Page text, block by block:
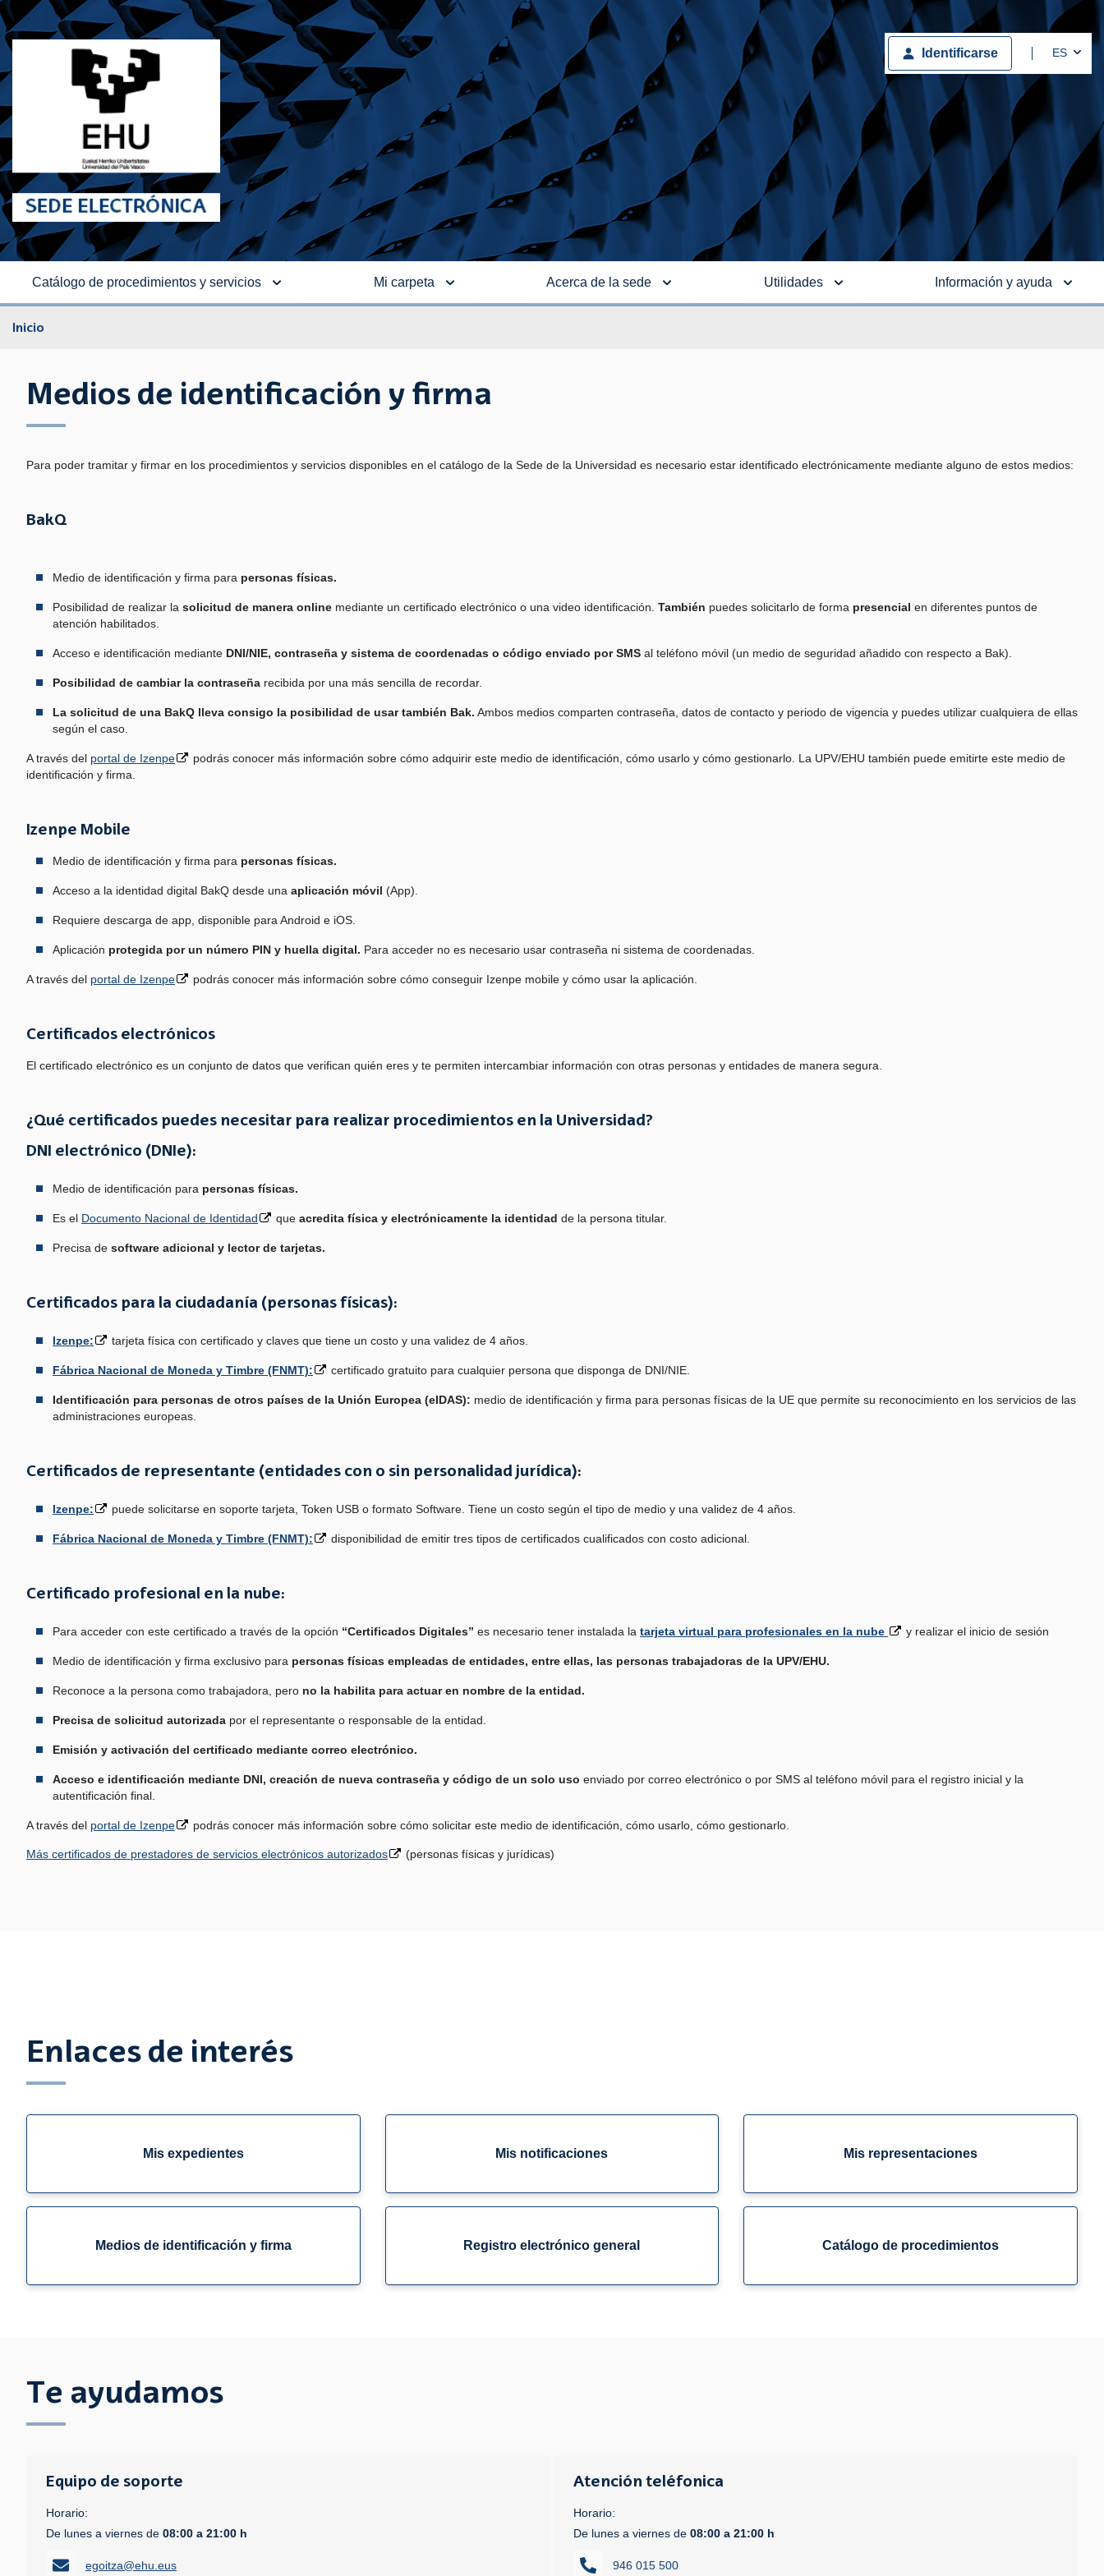
ES
Identificarse
Catálogo de procedimientos y servicios Mi carpeta Acerca de la sede Utilidades Información y ayuda
Inicio
Medios de identificación y firma
Para poder tramitar y firmar en los procedimientos y servicios disponibles en el catálogo de la Sede de la Universidad es necesario estar identificado electrónicamente mediante alguno de estos medios:
BakQ
Medio de identificación y firma para personas físicas.
Posibilidad de realizar la solicitud de manera online mediante un certificado electrónico o una video identificación. También puedes solicitarlo de forma presencial en diferentes puntos de
atención habilitados.
Acceso e identificación mediante DNI/NIE, contraseña y sistema de coordenadas o código enviado por SMS al teléfono móvil (un medio de seguridad añadido con respecto a Bak).
Posibilidad de cambiar la contraseña recibida por una más sencilla de recordar.
La solicitud de una BakQ lleva consigo la posibilidad de usar también Bak. Ambos medios comparten contraseña, datos de contacto y periodo de vigencia y puedes utilizar cualquiera de ellas
según el caso.
A través del portal de Izenpe
podrás conocer más información sobre cómo adquirir este medio de identificación, cómo usarlo y cómo gestionarlo. La UPV/EHU también puede emitirte este medio de
identificación y firma.
Izenpe Mobile
Medio de identificación y firma para personas físicas.
Acceso a la identidad digital BakQ desde una aplicación móvil (App).
Requiere descarga de app, disponible para Android e iOS.
Aplicación protegida por un número PIN y huella digital. Para acceder no es necesario usar contraseña ni sistema de coordenadas.
A través del portal de Izenpe podrás conocer más información sobre cómo conseguir Izenpe mobile y cómo usar la aplicación.
Certificados electrónicos
El certificado electrónico es un conjunto de datos que verifican quién eres y te permiten intercambiar información con otras personas y entidades de manera segura.
¿Qué certificados puedes necesitar para realizar procedimientos en la Universidad?
DNI electrónico (DNIe):
Medio de identificación para personas físicas.
Es el Documento Nacional de Identidad que acredita física y electrónicamente la identidad de la persona titular.
Precisa de software adicional y lector de tarjetas.
Certificados para la ciudadanía (personas físicas):
Izenpe: tarjeta física con certificado y claves que tiene un costo y una validez de 4 años.
Fábrica Nacional de Moneda y Timbre (FNMT): certificado gratuito para cualquier persona que disponga de DNI/NIE.
Identificación para personas de otros países de la Unión Europea (eIDAS): medio de identificación y firma para personas físicas de la UE que permite su reconocimiento en los servicios de las
administraciones europeas.
Certificados de representante (entidades con o sin personalidad jurídica):
Izenpe: puede solicitarse en soporte tarjeta, Token USB o formato Software. Tiene un costo según el tipo de medio y una validez de 4 años.
Fábrica Nacional de Moneda y Timbre (FNMT): disponibilidad de emitir tres tipos de certificados cualificados con costo adicional.
Certificado profesional en la nube:
Para acceder con este certificado a través de la opción “Certificados Digitales” es necesario tener instalada la tarjeta virtual para profesionales en la nube y realizar el inicio de sesión
Medio de identificación y firma exclusivo para personas físicas empleadas de entidades, entre ellas, las personas trabajadoras de la UPV/EHU.
Reconoce a la persona como trabajadora, pero no la habilita para actuar en nombre de la entidad.
Precisa de solicitud autorizada por el representante o responsable de la entidad.
Emisión y activación del certificado mediante correo electrónico.
Acceso e identificación mediante DNI, creación de nueva contraseña y código de un solo uso enviado por correo electrónico o por SMS al teléfono móvil para el registro inicial y la
autentificación final.
A través del portal de Izenpe podrás conocer más información sobre cómo solicitar este medio de identificación, cómo usarlo, cómo gestionarlo.
Más certificados de prestadores de servicios electrónicos autorizados (personas físicas y jurídicas)
Enlaces de interés
Mis expedientes Mis notificaciones Mis representaciones
Medios de identificación y firma Registro electrónico general Catálogo de procedimientos
Te ayudamos
Equipo de soporte
Horario:
De lunes a viernes de 08:00 a 21:00 h
egoitza@ehu.eus
Atención teléfonica
Horario:
De lunes a viernes de 08:00 a 21:00 h
946 015 500